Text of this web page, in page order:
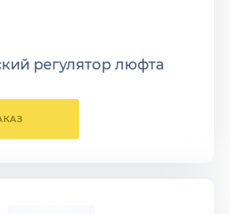
регулятор люфта